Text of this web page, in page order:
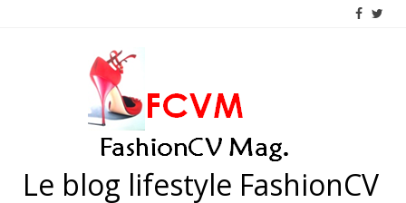
Le blog lifestyle FashionCV